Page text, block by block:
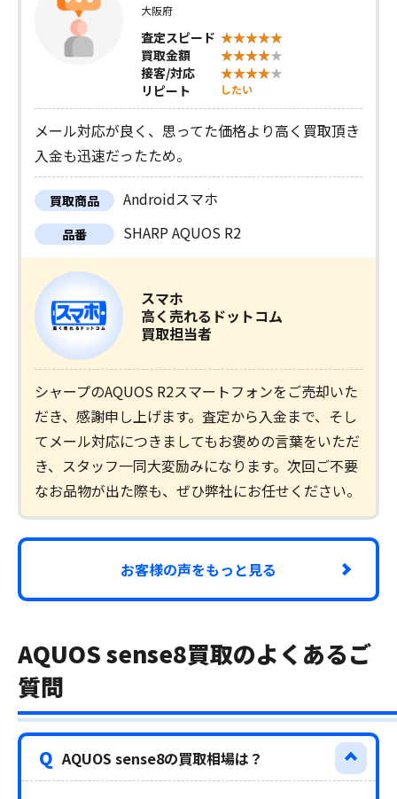
大阪府
査定スピード
買取金額
接客/対応
リピート
したい
メール対応が良く、思ってた価格より高く買取頂き
入金も迅速だったため。
買取商品 Androidスマホ
品番 SHARP AQUOS R2
スマホ
高く売れるドットコム
買取担当者
シャープのAQUOS R2スマートフォンをご売却いた
だき、感謝申し上げます。査定から入金まで、そし
てメール対応につきましてもお褒めの言葉をいただ
き、スタッフ一同大変励みになります。次回ご不要
なお品物が出た際も、ぜひ弊社にお任せください。
お客様の声をもっと見る
AQUOS sense8買取のよくあるご
質問
Q AQUOS sense8の買取相場は？